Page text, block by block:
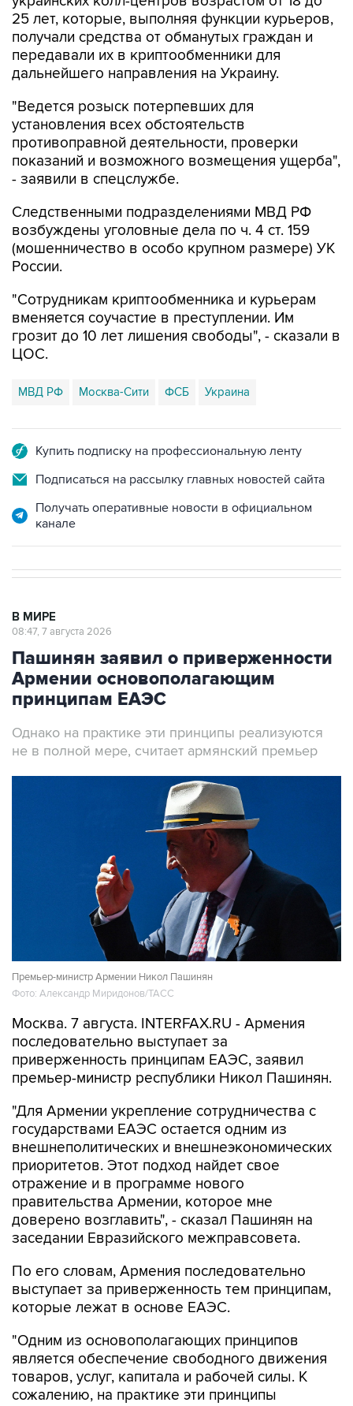
25 лет, которые, выполняя функции курьеров,
получали средства от обманутых граждан и
передавали их в криптообменники для
дальнейшего направления на Украину.
"Ведется розыск потерпевших для
установления всех обстоятельств
противоправной деятельности, проверки
показаний и возможного возмещения ущерба",
- заявили в спецслужбе.
Следственными подразделениями МВД РФ
возбуждены уголовные дела по ч. 4 ст. 159
(мошенничество в особо крупном размере) УК
России.
"Сотрудникам криптообменника и курьерам
вменяется соучастие в преступлении. Им
грозит до 10 лет лишения свободы", - сказали в
ЦОС.
МВД РФ Москва-Сити ФСБ Украина
Купить подписку на профессиональную ленту
Подписаться на рассылку главных новостей сайта
Получать оперативные новости в официальном
канале
В МИРЕ
08:47, 7 августа 2026
Пашинян заявил о приверженности
Армении основополагающим
принципам ЕАЭС
Однако на практике эти принципы реализуются
не в полной мере, считает армянский премьер
Премьер-министр Армении Никол Пашинян
Фото: Александр Миридонов/ТАСС
Москва. 7 августа. INTERFAX.RU - Армения
последовательно выступает за
приверженность принципам ЕАЭС, заявил
премьер-министр республики Никол Пашинян.
"Для Армении укрепление сотрудничества с
государствами ЕАЭС остается одним из
внешнеполитических и внешнеэкономических
приоритетов. Этот подход найдет свое
отражение и в программе нового
правительства Армении, которое мне
доверено возглавить", - сказал Пашинян на
заседании Евразийского межправсовета.
По его словам, Армения последовательно
выступает за приверженность тем принципам,
которые лежат в основе ЕАЭС.
"Одним из основополагающих принципов
является обеспечение свободного движения
товаров, услуг, капитала и рабочей силы. К
сожалению, на практике эти принципы